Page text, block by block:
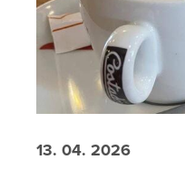
13. 04. 2026